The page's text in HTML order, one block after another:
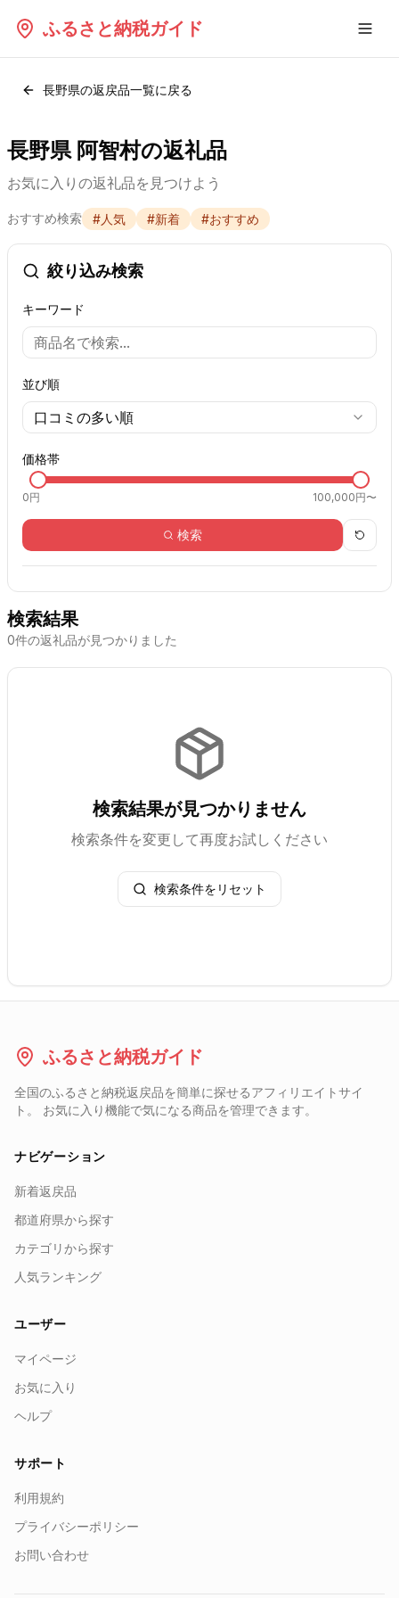
ふるさと納税ガイド
長野県の返戻品一覧に戻る
長野県 阿智村の返礼品
お気に入りの返礼品を見つけよう
おすすめ検索 #人気 #新着 #おすすめ
絞り込み検索
キーワード
並び順
口コミの多い順
価格帯
0円 100,000円〜
検索
検索結果
0件の返礼品が見つかりました
検索結果が見つかりません
検索条件を変更して再度お試しください
検索条件をリセット
ふるさと納税ガイド
全国のふるさと納税返戻品を簡単に探せるアフィリエイトサイ
ト。 お気に入り機能で気になる商品を管理できます。
ナビゲーション
新着返戻品
都道府県から探す
カテゴリから探す
人気ランキング
ユーザー
マイページ
お気に入り
ヘルプ
サポート
利用規約
プライバシーポリシー
お問い合わせ